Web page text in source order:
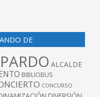
DE
ALCALDE
BIBLIOBUS
CONCURSO